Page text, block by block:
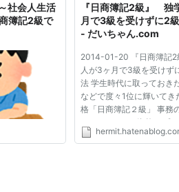
社会人生活
簿記2級で
『日商簿記2級』 独
月で3級を受けずに2
- だいちゃん.com
2014-01-20 『日商簿記
人が3ヶ月で3級を受けず
法 学生時代に取っておき
などで度々1位に輝いて
格「日商簿記２級」 事務
WordやExeleの資格にプ
と就職に有利になるのは